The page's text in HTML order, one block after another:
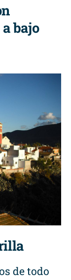
bajo
de todo